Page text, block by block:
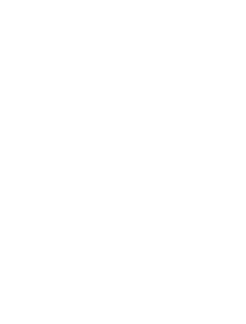
Iratkozzon fel